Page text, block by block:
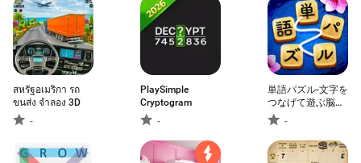
สหรัฐอเมริกา รถ
ขนส่ง จำลอง 3D
-
PlaySimple
Cryptogram
-
単語パズル-文字を
つなげて遊ぶ脳ト
レゲーム
-